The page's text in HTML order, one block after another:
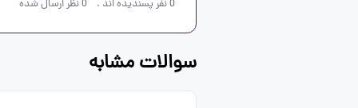
0نفر پسندیده اند .
0نظر ارسال شده
سوالات مشابه